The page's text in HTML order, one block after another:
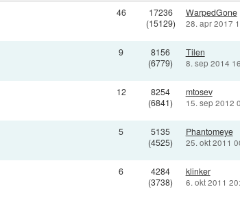
46
17236
(15129)
WarpedGone
28. apr 2017
9
8156
(6779)
Tilen
8. sep 2014
12
8254
(6841)
mtosev
15. sep 2012
5
5135
(4525)
Phantomeye
25. okt 2011
6
4284
(3738)
klinker
6. okt 2011